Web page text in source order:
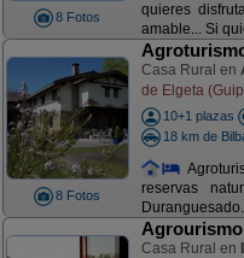
8 Fotos
quieres
amable... Si
8 Fotos
Casa Rural en
de Elgeta
10+1 plazas
18 km de
reservas
Casa Rural en